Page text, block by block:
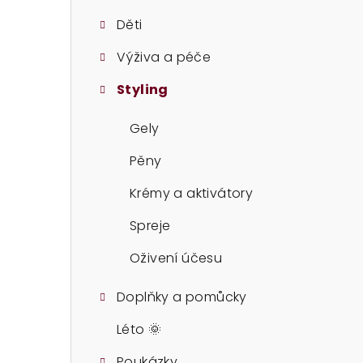
Děti
Výživa a péče
Styling
Gely
Pěny
Krémy a aktivátory
Spreje
Oživení účesu
Doplňky a pomůcky
Léto 🌞